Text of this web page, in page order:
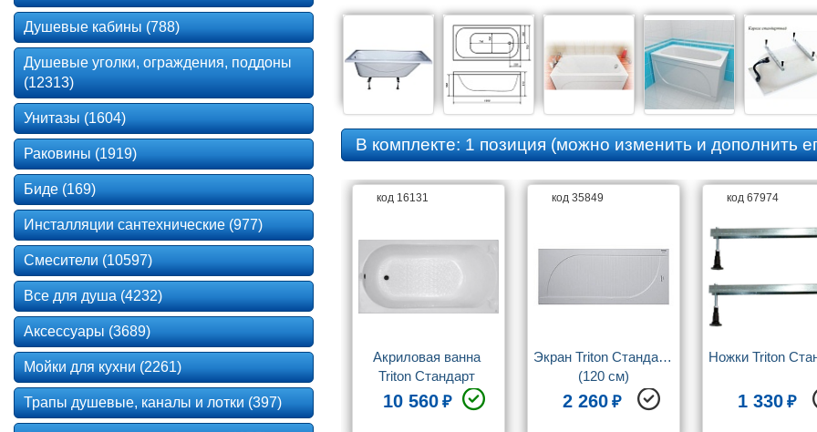
В комплекте:1 позиция(можно изменить и дополнить
код 16131
Акриловая ванна
Triton Стандарт
120x70 экстра
10 560
код 35849
Экран Triton Стандарт
(120 см)
2 260
код 67974
Ножки Triton
1 330
Душевые кабины (788)
Душевые уголки, ограждения, поддоны
(12313)
Унитазы (1604)
Раковины (1919)
Биде (169)
Инсталляции сантехнические (977)
Смесители (10597)
Все для душа (4232)
Аксессуары (3689)
Мойки для кухни (2261)
Трапы душевые, каналы и лотки (397)